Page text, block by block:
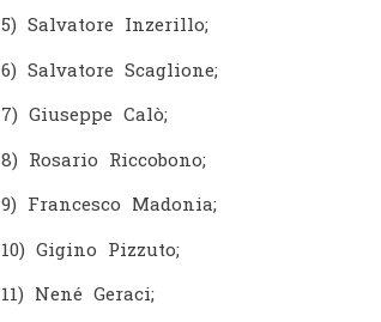
5) Salvatore Inzerillo;
6) Salvatore Scaglione;
7) Giuseppe Calò;
8) Rosario Riccobono;
9) Francesco Madonia;
10) Gigino Pizzuto;
11) Nené Geraci;